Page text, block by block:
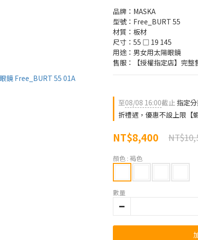
品牌：MASKA
型號：Free_BURT 55
材質：板材
尺寸：55 □ 19 145
用途：男女用太陽眼鏡
售服：【授權指定店】完整
至08/08 16:00截止 指定
折禮遇，優惠不設上限【
NT$8,400
顏色 : 褐色
數量